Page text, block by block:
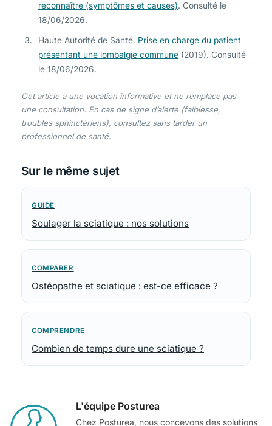
reconnaître (symptômes et causes). Consulté le
18/06/2026.
Haute Autorité de Santé. Prise en charge du patient
présentant une lombalgie commune (2019). Consulté
le 18/06/2026.
Cet article a une vocation informative et ne remplace pas
une consultation. En cas de signe d’alerte (faiblesse,
troubles sphinctériens), consultez sans tarder un
professionnel de santé.
Sur le même sujet
GUIDE
Soulager la sciatique : nos solutions
COMPARER
Ostéopathe et sciatique : est-ce efficace ?
COMPRENDRE
Combien de temps dure une sciatique ?
L'équipe Posturea
Chez Posturea, nous concevons des solutions